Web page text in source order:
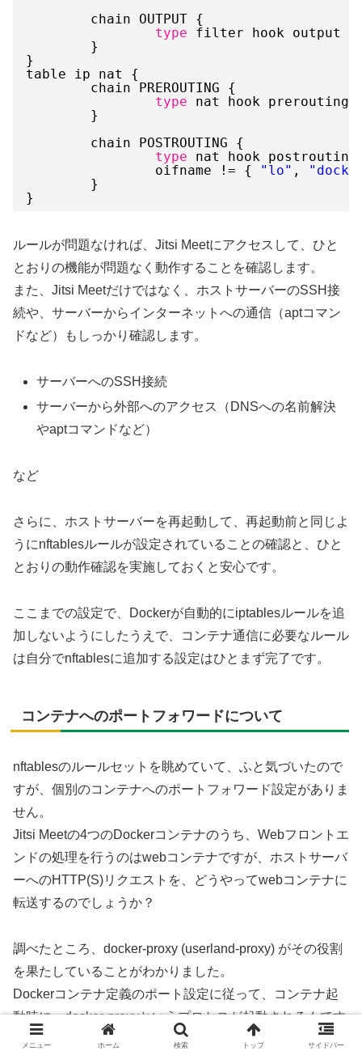
chain OUTPUT {
type
filter hook output
}
}
table ip nat {
chain PREROUTING {
type
nat hook
}
chain POSTROUTING {
type
nat hook
oifname != {
"lo" ,
}
}
ルールが問題なければ、Jitsi Meetにアクセスして、ひと
とおりの機能が問題なく動作することを確認します。
また、Jitsi Meetだけではなく、ホストサーバーのSSH接
続や、サーバーからインターネットへの通信（aptコマン
ドなど）もしっかり確認します。
サーバーへのSSH接続
サーバーから外部へのアクセス（DNSへの名前解決
やaptコマンドなど）
など
さらに、ホストサーバーを再起動して、再起動前と同じよ
うにnftablesルールが設定されていることの確認と、ひと
とおりの動作確認を実施しておくと安心です。
ここまでの設定で、Dockerが自動的にiptablesルールを追
加しないようにしたうえで、コンテナ通信に必要なルール
は自分でnftablesに追加する設定はひとまず完了です。
コンテナへのポートフォワードについて
nftablesのルールセットを眺めていて、ふと気づいたので
すが、個別のコンテナへのポートフォワード設定がありま
せん。
Jitsi Meetの4つのDockerコンテナのうち、Webフロントエ
ンドの処理を行うのはwebコンテナですが、ホストサーバ
ーへのHTTP(S)リクエストを、どうやってwebコンテナに
転送するのでしょうか？
調べたところ、docker-proxy (userland-proxy) がその役割
を果たしていることがわかりました。
Dockerコンテナ定義のポート設定に従って、コンテナ起
動時に、docker-proxyというプロセスが起動されるんです
ね。
メニュー ホーム 検索 トップ サイドバー